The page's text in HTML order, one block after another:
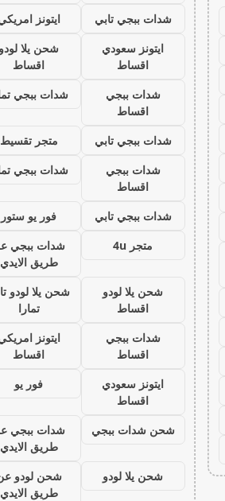
شدات ببجي تابي
ايتونز
ايتونز سعودي
اقساط
شحن يلا لودو
اقساط
شدات ببجي
اقساط
شدات ببجي
شدات ببجي تابي
متجر تقسيط
شدات ببجي
اقساط
شدات ببجي
شدات ببجي تابي
فور يو ستور
متجر 4u
شدات ببجي
طريق الايدي
شحن يلا لودو
اقساط
شحن يلا لودو
تمارا
شدات ببجي
اقساط
ايتونز
اقساط
ايتونز سعودي
اقساط
فور يو
شحن شدات ببجي
شدات ببجي
طريق الايدي
شحن يلا لودو
شحن لودو
طريق الايدي